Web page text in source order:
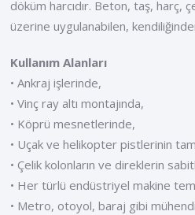
döküm harcıdır. Beton, taş,
üzerine uygulanabilen,
Kullanım Alanları
• Ankraj işlerinde,
• Vinç ray altı montajında,
• Köprü mesnetlerinde,
• Uçak ve helikopter pistlerinin
• Çelik kolonların ve direklerin
• Her türlü endüstriyel makine
• Metro, otoyol, baraj gibi